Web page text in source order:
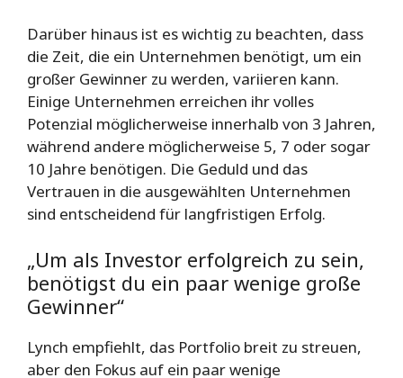
Darüber hinaus ist es wichtig zu beachten, dass
die Zeit, die ein Unternehmen benötigt, um ein
großer Gewinner zu werden, variieren kann.
Einige Unternehmen erreichen ihr volles
Potenzial möglicherweise innerhalb von 3 Jahren,
während andere möglicherweise 5, 7 oder sogar
10 Jahre benötigen. Die Geduld und das
Vertrauen in die ausgewählten Unternehmen
sind entscheidend für langfristigen Erfolg.
„Um als Investor erfolgreich zu sein,
benötigst du ein paar wenige große
Gewinner“
Lynch empfiehlt, das Portfolio breit zu streuen,
aber den Fokus auf ein paar wenige